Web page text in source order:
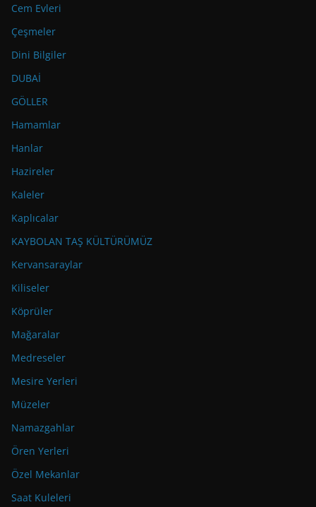
Cem Evleri
Çeşmeler
Dini Bilgiler
DUBAİ
GÖLLER
Hamamlar
Hanlar
Hazireler
Kaleler
Kaplıcalar
KAYBOLAN TAŞ KÜLTÜRÜMÜZ
Kervansaraylar
Kiliseler
Köprüler
Mağaralar
Medreseler
Mesire Yerleri
Müzeler
Namazgahlar
Ören Yerleri
Özel Mekanlar
Saat Kuleleri